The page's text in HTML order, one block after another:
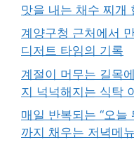
맛을 내는 채수 찌개
계양구청 근처에서
디저트 타임의 기록
계절이 머무는 길목
지 넉넉해지는 식탁
매일 반복되는 “오늘
까지 채우는 저녁메